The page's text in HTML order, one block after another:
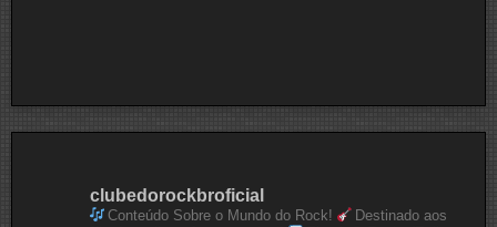
clubedorockbroficial
Conteúdo Sobre o Mundo do Rock!
Destinado aos